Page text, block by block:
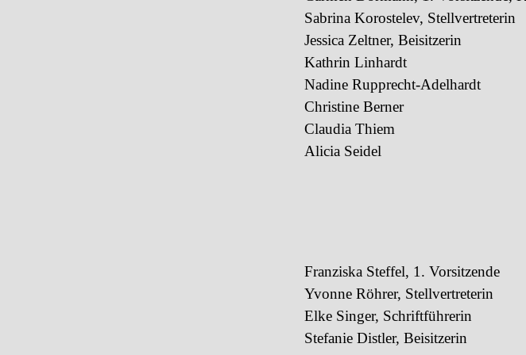
Sabrina Korostelev, Stellvertreterin
Jessica Zeltner, Beisitzerin
Kathrin Linhardt
Nadine Rupprecht-Adelhardt
Christine Berner
Claudia Thiem
Alicia Seidel
Franziska Steffel, 1. Vorsitzende
Yvonne Röhrer, Stellvertreterin
Elke Singer, Schriftführerin
Stefanie Distler,Beisitzerin